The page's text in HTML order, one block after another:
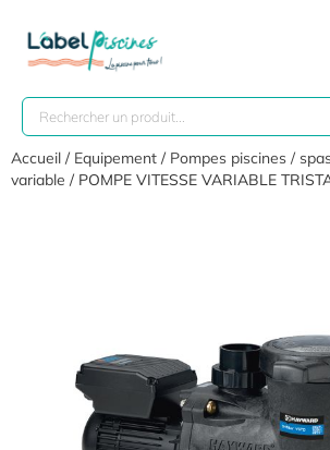
Accueil / Equipement / Pompes piscines /
variable / POMPE VITESSE VARIABLE